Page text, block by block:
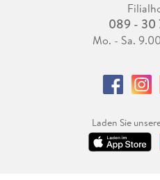
089 - 30
Mo. - Sa.
Laden Sie